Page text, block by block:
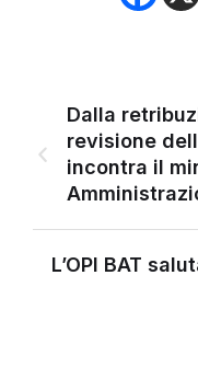
Dalla
revisione
incontra il
L’OPI BAT